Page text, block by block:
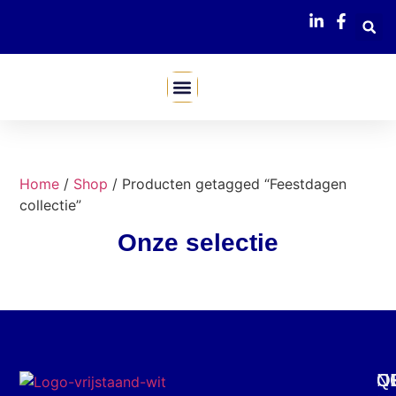
Home / Shop / Producten getagged “Feestdagen
collectie”
Onze selectie